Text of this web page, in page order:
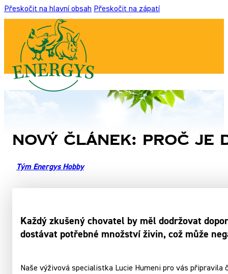
Přeskočit na hlavní obsah Přeskočit na zápatí
Nový článek: Proč je
Tým Energys Hobby
Každý zkušený chovatel by měl dodržovat
dostávat potřebné množství živin, což může
Naše výživová specialistka Lucie Humeni pro vás